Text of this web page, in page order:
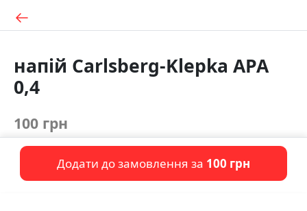
напій Carlsberg-Klepka APA
0,4
100 грн
Додати до замовлення за 100 грн